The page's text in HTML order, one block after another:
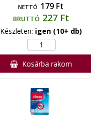
NETTÓ 179 Ft
BRUTTÓ 227 Ft
Készleten: igen (10+ db)
Kosárba rakom